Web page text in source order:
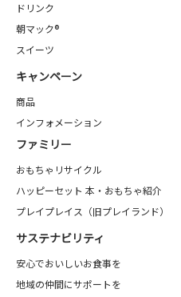
ドリンク
朝マック®
スイーツ
キャンペーン
商品
インフォメーション
ファミリー
おもちゃリサイクル
ハッピーセット 本・おもちゃ紹介
プレイプレイス（旧プレイランド）
サステナビリティ
安心でおいしいお食事を
地域の仲間にサポートを